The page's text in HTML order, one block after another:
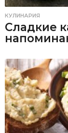
КУЛИНАРИЯ
Сладкие